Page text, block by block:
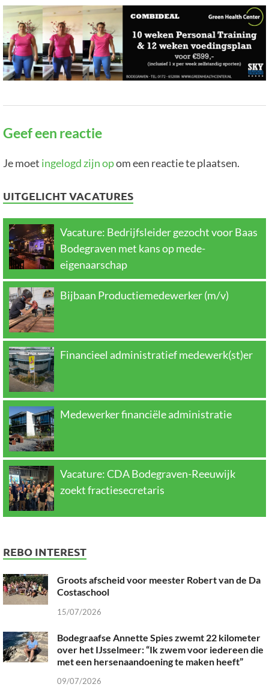
Geef een reactie
Je moet ingelogd zijn opom een reactie te plaatsen.
UITGELICHT VACATURES
Vacature: Bedrijfsleider gezocht voor Baas
Bodegraven met kans op mede-
eigenaarschap
Bijbaan Productiemedewerker (m/v)
Financieel administratief medewerk(st)er
Medewerker financiële administratie
Vacature: CDA Bodegraven-Reeuwijk
zoekt fractiesecretaris
REBO INTEREST
Groots afscheid voor meester Robert van de Da
Costaschool
15/07/2026
Bodegraafse Annette Spies zwemt 22 kilometer
over het IJsselmeer: “Ik zwem voor iedereen die
met een hersenaandoening te maken heeft”
09/07/2026